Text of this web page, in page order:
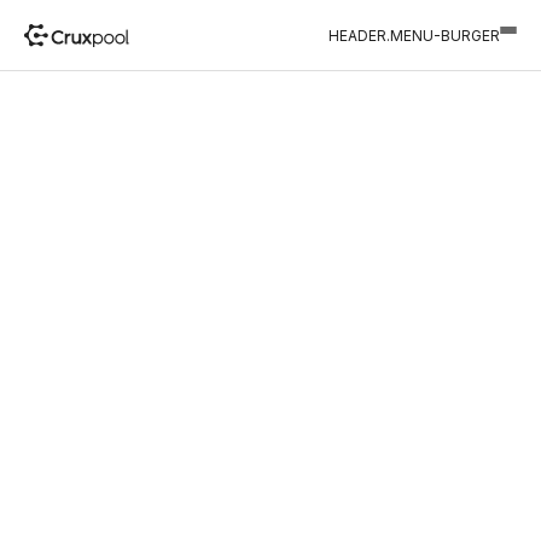
HEADER.MENU-BURGER